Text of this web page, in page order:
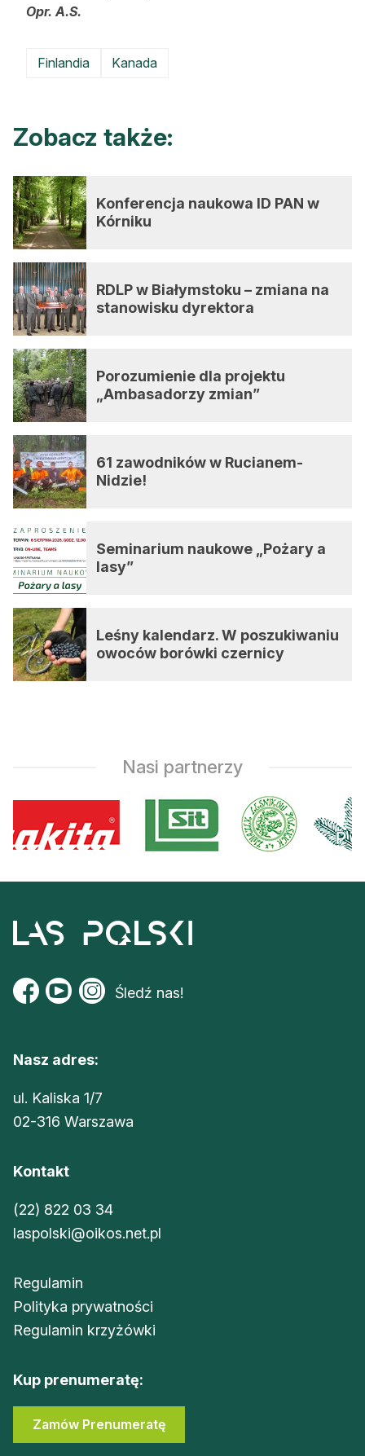
Opr. A.S.
Finlandia Kanada
Zobacz także:
Konferencja naukowa ID PAN w
Kórniku
RDLP w Białymstoku – zmiana na
stanowisku dyrektora
Porozumienie dla projektu
„Ambasadorzy zmian”
61 zawodników w Rucianem-
Nidzie!
Seminarium naukowe „Pożary a
lasy”
Leśny kalendarz. W poszukiwaniu
owoców borówki czernicy
Nasi partnerzy
Śledź nas!
Nasz adres:
ul. Kaliska 1/7
02-316 Warszawa
Kontakt
(22) 822 03 34
laspolski@oikos.net.pl
Regulamin
Polityka prywatności
Regulamin krzyżówki
Kup prenumeratę:
Zamów Prenumeratę